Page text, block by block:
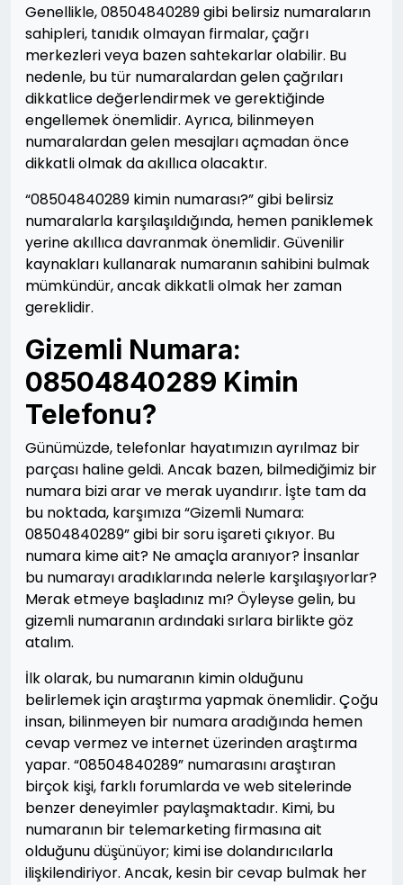
Genellikle, 08504840289 gibi belirsiz numaraların
sahipleri, tanıdık olmayan firmalar, çağrı
merkezleri veya bazen sahtekarlar olabilir. Bu
nedenle, bu tür numaralardan gelen çağrıları
dikkatlice değerlendirmek ve gerektiğinde
engellemek önemlidir. Ayrıca, bilinmeyen
numaralardan gelen mesajları açmadan önce
dikkatli olmak da akıllıca olacaktır.
“08504840289 kimin numarası?” gibi belirsiz
numaralarla karşılaşıldığında, hemen paniklemek
yerine akıllıca davranmak önemlidir. Güvenilir
kaynakları kullanarak numaranın sahibini bulmak
mümkündür, ancak dikkatli olmak her zaman
gereklidir.
Gizemli Numara:
08504840289 Kimin
Telefonu?
Günümüzde, telefonlar hayatımızın ayrılmaz bir
parçası haline geldi. Ancak bazen, bilmediğimiz bir
numara bizi arar ve merak uyandırır. İşte tam da
bu noktada, karşımıza “Gizemli Numara:
08504840289” gibi bir soru işareti çıkıyor. Bu
numara kime ait? Ne amaçla aranıyor? İnsanlar
bu numarayı aradıklarında nelerle karşılaşıyorlar?
Merak etmeye başladınız mı? Öyleyse gelin, bu
gizemli numaranın ardındaki sırlara birlikte göz
atalım.
İlk olarak, bu numaranın kimin olduğunu
belirlemek için araştırma yapmak önemlidir. Çoğu
insan, bilinmeyen bir numara aradığında hemen
cevap vermez ve internet üzerinden araştırma
yapar. “08504840289” numarasını araştıran
birçok kişi, farklı forumlarda ve web sitelerinde
benzer deneyimler paylaşmaktadır. Kimi, bu
numaranın bir telemarketing firmasına ait
olduğunu düşünüyor; kimi ise dolandırıcılarla
ilişkilendiriyor. Ancak, kesin bir cevap bulmak her